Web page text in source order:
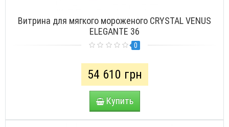
Витрина для мягкого мороженого CRYSTAL VENUS
ELEGANTE 36
0
54 610 грн
Купить